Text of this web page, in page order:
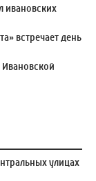
встречает день
улицах